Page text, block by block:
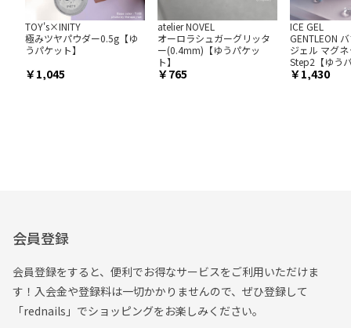
TOY's×INITY
極みツヤパウダー0.5g【ゆ
うパケット】
1,045
atelier NOVEL
オーロラシュガーグリッタ
ー(0.4mm)【ゆうパケッ
ト】
765
ICE GEL
GENTLEON
ジェル マグ
Step2【ゆう
1,430
会員登録
会員登録をすると、便利でお得なサービスをご利用いただけま
す！入会金や登録料は一切かかりませんので、ぜひ登録して
「rednails」でショッピングをお楽しみください。